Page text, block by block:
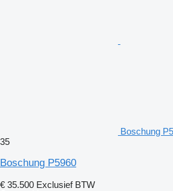
Boschung
35
Boschung P5960
€ 35.500 Exclusief BTW